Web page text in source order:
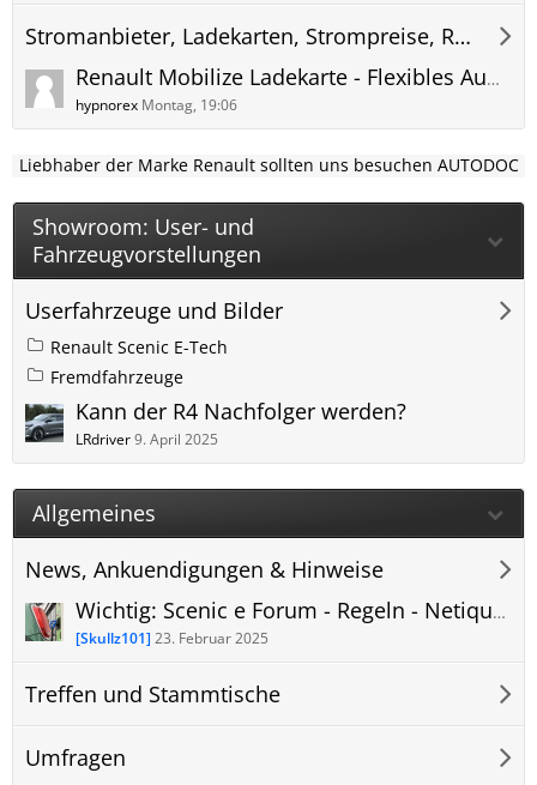
Stromanbieter, Ladekarten, Strompreise, Roaming und Abrechnung
Renault Mobilize Ladekarte - Flexibles Aufladen für unbegrenzte Elektromobilität
hypnorex Montag, 19:06
Liebhaber der Marke Renault sollten uns besuchen AUTODOC
Showroom: User- und
Fahrzeugvorstellungen
Userfahrzeuge und Bilder
Renault Scenic E-Tech
Fremdfahrzeuge
Kann der R4 Nachfolger werden?
LRdriver9. April 2025
Allgemeines
News, Ankuendigungen & Hinweise
Wichtig: Scenic e Forum - Regeln - Netiquette und Qualität der Inhalte.
[Skullz101] 23. Februar 2025
Treffen und Stammtische
Umfragen